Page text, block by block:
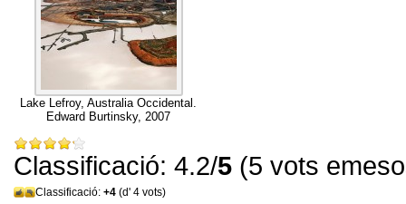
Lake Lefroy,Australia Occidental
Edward Burtinsky, 2007
Classificació: 4.2/5 (5 vots
Classificació: +4 (d' 4 vots)